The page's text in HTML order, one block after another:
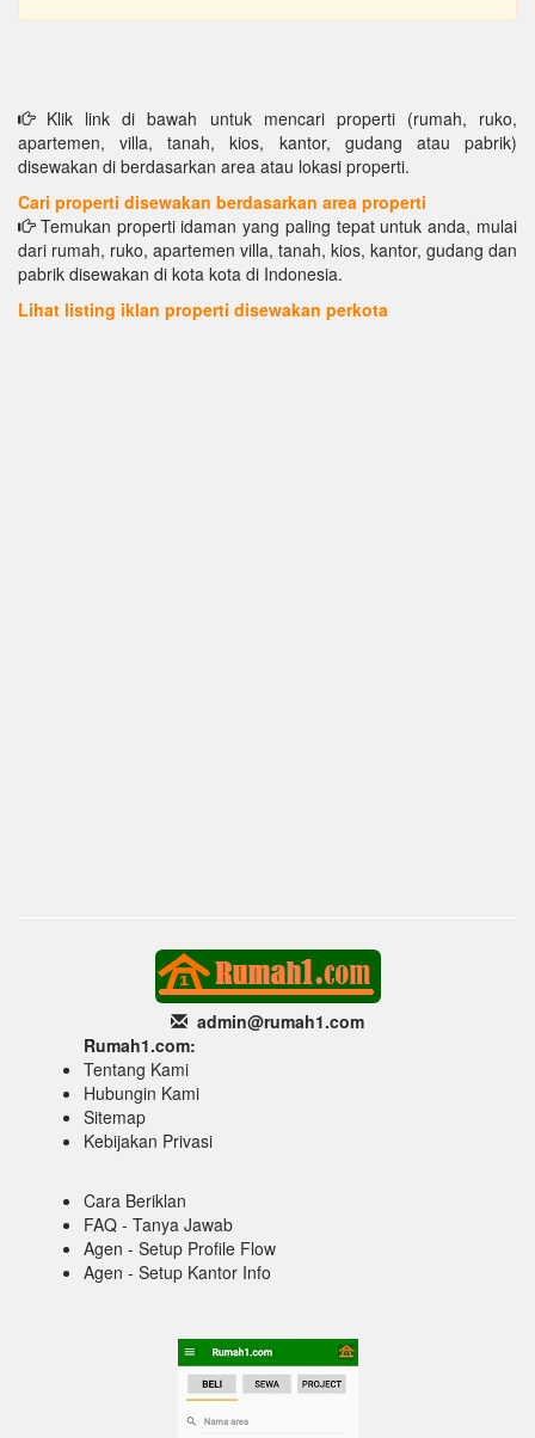
Klik link di bawah untuk mencari properti (rumah, ruko,
apartemen, villa, tanah, kios, kantor, gudang atau pabrik)
disewakan di berdasarkan area atau lokasi properti.
Cari properti disewakan berdasarkan area properti
Temukan properti idaman yang paling tepat untuk anda, mulai
dari rumah, ruko, apartemen villa, tanah, kios, kantor, gudang dan
pabrik disewakan di kota kota di Indonesia.
Lihat listing iklan properti disewakan perkota
admin@rumah1.com
Rumah1.com:
Tentang Kami
Hubungin Kami
Sitemap
Kebijakan Privasi
Cara Beriklan
FAQ - Tanya Jawab
Agen - Setup Profile Flow
Agen - Setup Kantor Info